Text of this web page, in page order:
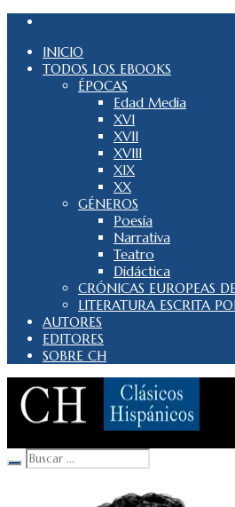
INICIO
TODOS LOS EBOOKS
ÉPOCAS
Edad Media
XVI
XVII
XVIII
XIX
XX
GÉNEROS
Poesía
Narrativa
Teatro
Didáctica
CRÓNICAS EUROPEAS
LITERATURA ESCRITA
AUTORES
EDITORES
SOBRE CH